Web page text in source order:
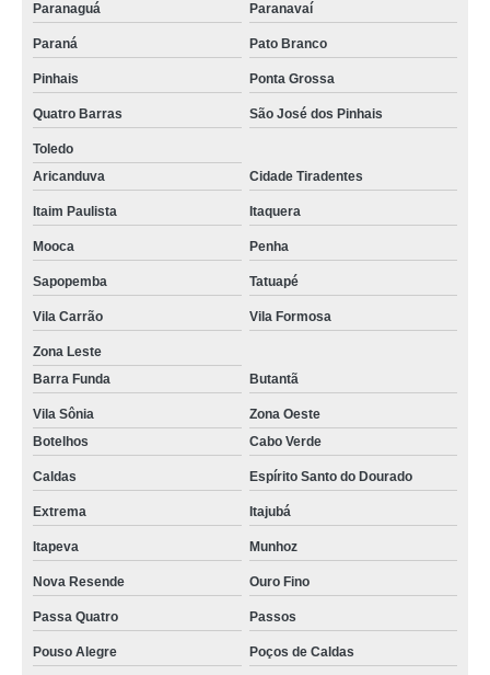
Paranaguá Paranavaí
Paraná Pato Branco
Pinhais Ponta Grossa
Quatro Barras São José dos Pinhais
Toledo
Aricanduva
Cidade Tiradentes
Itaim Paulista Itaquera
Mooca Penha
Sapopemba Tatuapé
Vila Carrão Vila Formosa
Zona Leste
Barra Funda
Butantã
Vila Sônia
Zona Oeste
Botelhos
Cabo Verde
Caldas Espírito Santo do Dourado
Extrema Itajubá
Itapeva Munhoz
Nova Resende Ouro Fino
Passa Quatro Passos
Pouso Alegre Poços de Caldas